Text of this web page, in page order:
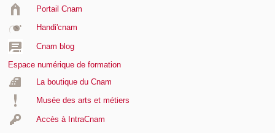
Portail Cnam
Handi'cnam
Cnam blog
Espace numérique de formation
La boutique du Cnam
Musée des arts et métiers
Accès à IntraCnam